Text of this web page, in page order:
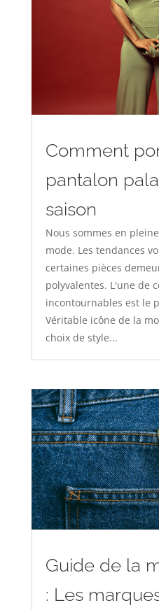
Comment
pantalon
saison
Nous sommes en
mode. Les tendances
certaines pièces
polyvalentes. L'une de
incontournables est le
Véritable icône de la
choix de style...
Guide de la
: Les